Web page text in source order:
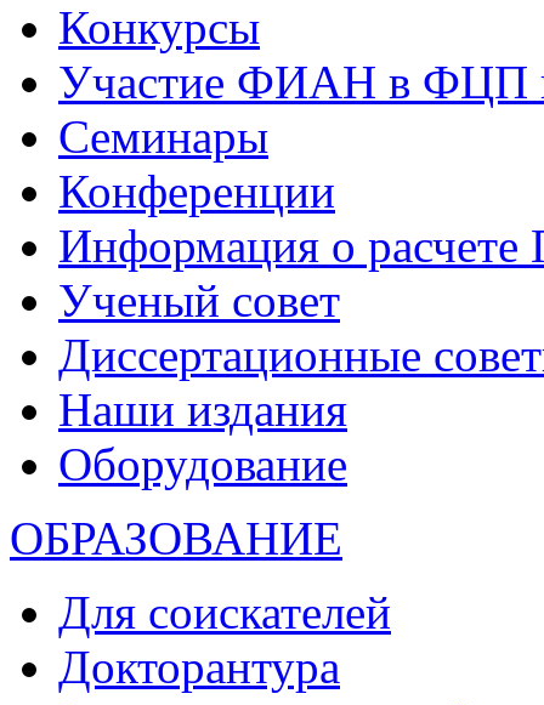
Конкурсы
Участие ФИАН в ФЦП
Семинары
Конференции
Информация о
Ученый совет
Диссертационные
Наши издания
Оборудование
ОБРАЗОВАНИЕ
Для соискателей
Докторантура